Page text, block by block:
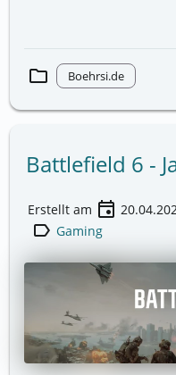
folder Boehrsi.de
Battlefield 6 -
Erstellt am event
label Gaming